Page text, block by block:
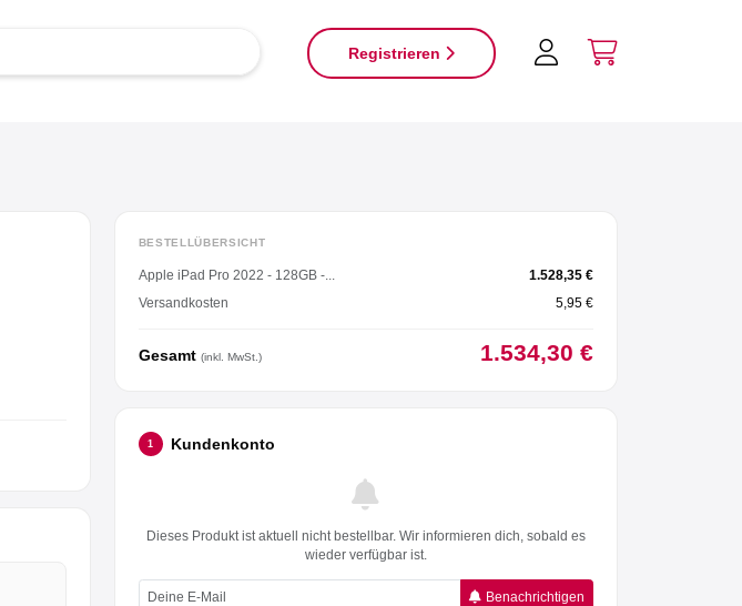
Registrieren
BESTELLÜBERSICHT
Apple iPad Pro 2022 - 128GB -...
1.528,35 €
Versandkosten
5,95 €
Gesamt (inkl. MwSt.) 1.534,30 €
1 Kundenkonto
Dieses Produkt ist aktuell nicht bestellbar. Wir informieren dich, sobald es
wieder verfügbar ist.
Benachrichtigen